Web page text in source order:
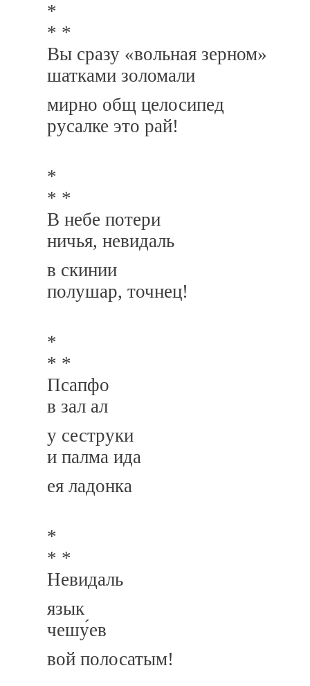
*
* *
Вы сразу «вольная зерном»
шатками золомали
мирно общ целосипед
русалке это рай!
*
* *
В небе потери
ничья, невидаль
в скинии
полушар, точнец!
*
* *
Псапфо
в зал ал
у сеструки
и палма ида
ея ладонка
*
* *
Невидаль
язык
чешу́ев
вой полосатым!